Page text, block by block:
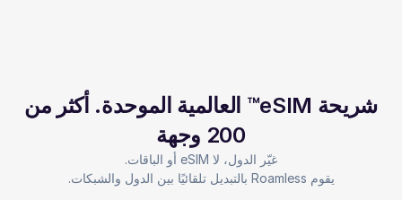
شريحة eSIM™ العالمية الموحدة. أكثر من
200 وجهة
يقوم Roamless بالتبديل تلقائيًا بين الدول والشبكات.